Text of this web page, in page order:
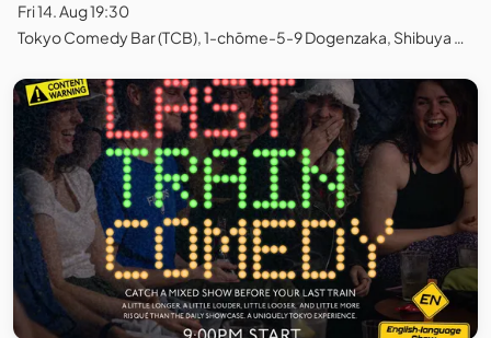
Fri 14. Aug 19:30
Tokyo Comedy Bar (TCB), 1-chōme-5-9 Dogenzaka, Shibuya City, Tokyo, Japan